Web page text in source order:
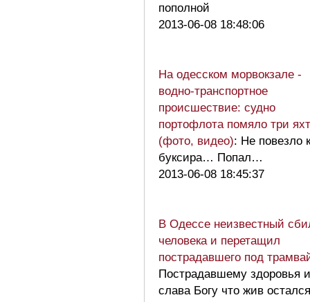
пополной
2013-06-08 18:48:06
На одесском морвокзале -
водно-транспортное
происшествие: судно
портофлота помяло три
(фото, видео): Не повезло
буксира… Попал…
2013-06-08 18:45:37
В Одессе неизвестный
человека и перетащил
пострадавшего под
Пострадавшему здоровья и
слава Богу что жив